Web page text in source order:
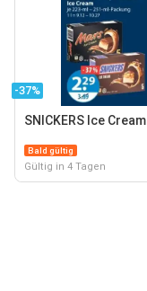
-37%
SNICKERS Ice Cream
Bald gültig
Gültig in 4 Tagen